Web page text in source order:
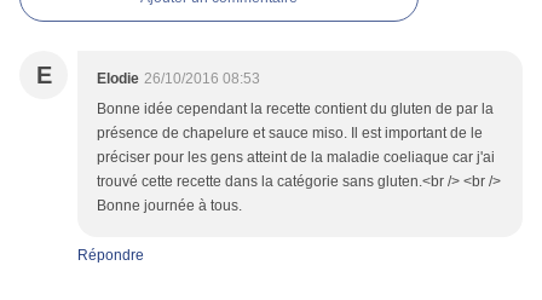
E Elodie 26/10/2016 08:53
Bonne idée cependant la recette contient du gluten de par la
présence de chapelure et sauce miso. Il est important de le
préciser pour les gens atteint de la maladie coeliaque car j'ai
trouvé cette recette dans la catégorie sans gluten.<br /> <br />
Bonne journée à tous.
Répondre